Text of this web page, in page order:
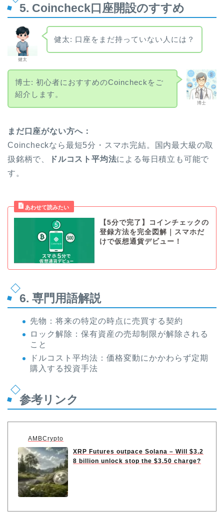
5. Coincheck口座開設のすすめ
健太
健太: 口座をまだ持っていない人には？
博士
博士: 初心者におすすめのCoincheckをご
紹介します。
まだ口座がない方へ：
Coincheckなら最短5分・スマホ完結。国内最大級の取
扱銘柄で、
ドルコスト平均法による毎日積立も可能で
す。
【5分で完了】コインチェックの
登録方法を完全図解｜スマホだ
けで仮想通貨デビュー！
6. 専門用語解説
先物：将来の特定の時点に売買する契約
ロック解除：保有資産の売却制限が解除される
こと
ドルコスト平均法：価格変動にかかわらず定期
購入する投資手法
参考リンク
AMBCrypto
XRP Futures outpace Solana – Will $3.2
8 billion unlock stop the $3.50 charge?